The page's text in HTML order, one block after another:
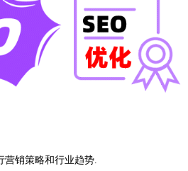
营销策略和行业趋势.